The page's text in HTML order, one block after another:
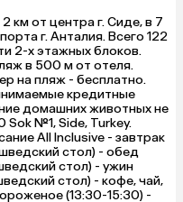
км от центра г. Сиде, в 7
г. Анталия. Всего 122
2-х этажных блоков.
в 500 м от отеля.
на пляж - бесплатно.
кредитные
домашних животных не
Sok №1, Side, Turkey.
All Inclusive - завтрак
стол) - обед
стол) - ужин
стол) - кофе, чай,
(13:30-15:30) -